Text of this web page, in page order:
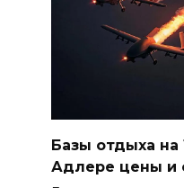
Базы отдыха на
Адлере цены и